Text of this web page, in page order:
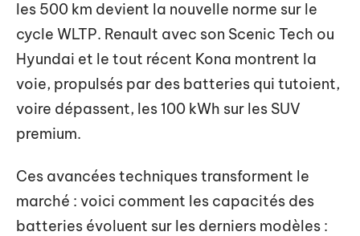
les 500 km devient la nouvelle norme sur le
cycle WLTP. Renault avec son Scenic Tech ou
Hyundai et le tout récent Kona montrent la
voie, propulsés par des batteries qui tutoient,
voire dépassent, les 100 kWh sur les SUV
premium.
Ces avancées techniques transforment le
marché : voici comment les capacités des
batteries évoluent sur les derniers modèles :